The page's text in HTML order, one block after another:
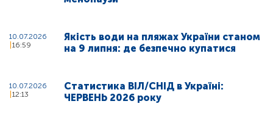
10.07.2026
16:59
Якість води на пляжах України станом
на 9 липня: де безпечно купатися
10.07.2026
12:13
Статистика ВІЛ/СНІД в Україні:
ЧЕРВЕНЬ 2026 року